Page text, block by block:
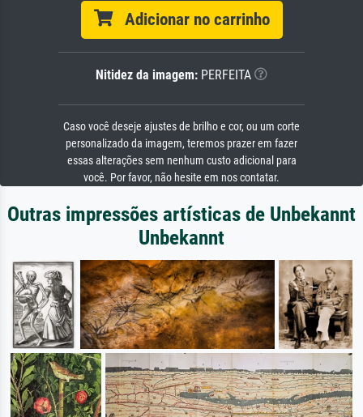
Adicionar no carrinho
Nitidez da imagem: PERFEITA
Caso você deseje ajustes de brilho e cor, ou um corte
personalizado da imagem, teremos prazer em fazer
essas alterações sem nenhum custo adicional para
você. Por favor, não hesite em nos contatar.
Outras impressões artísticas de Unbekannt
Unbekannt